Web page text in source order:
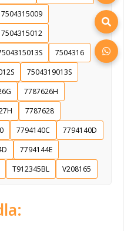
7504315009
7504315012
7504316
7504319013S
7787626H
7787628
7794140C
7794140D
7794144E
T912345BL V208165